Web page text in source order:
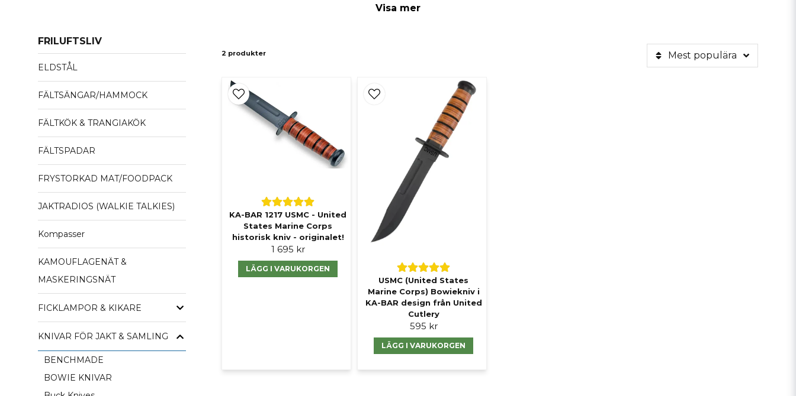
Även om Ka-Bar Knives, Inc. för närvarande tillverkar ett brett utbud av knivar och andra sorters knivar, är det mest känt för Ka-Bar Fighting militärkniv,
Visa mer
FRILUFTSLIV
ELDSTÅL
FÄLTSÄNGAR/HAMMOCK
FÄLTKÖK & TRANGIAKÖK
FÄLTSPADAR
FRYSTORKAD MAT/FOODPACK
JAKTRADIOS (WALKIE TALKIES)
Kompasser
KAMOUFLAGENÄT &
MASKERINGSNÄT
FICKLAMPOR & KIKARE
KNIVAR FÖR JAKT & SAMLING
BENCHMADE
BOWIE KNIVAR
2 produkter Mest populära
KA-BAR 1217 USMC - United
States Marine Corps
historisk kniv - originalet!
1 695 kr
LÄGG I VARUKORGEN
USMC (United States
Marine Corps) Bowiekniv i
KA-BAR design från United
Cutlery
595 kr
LÄGG I VARUKORGEN